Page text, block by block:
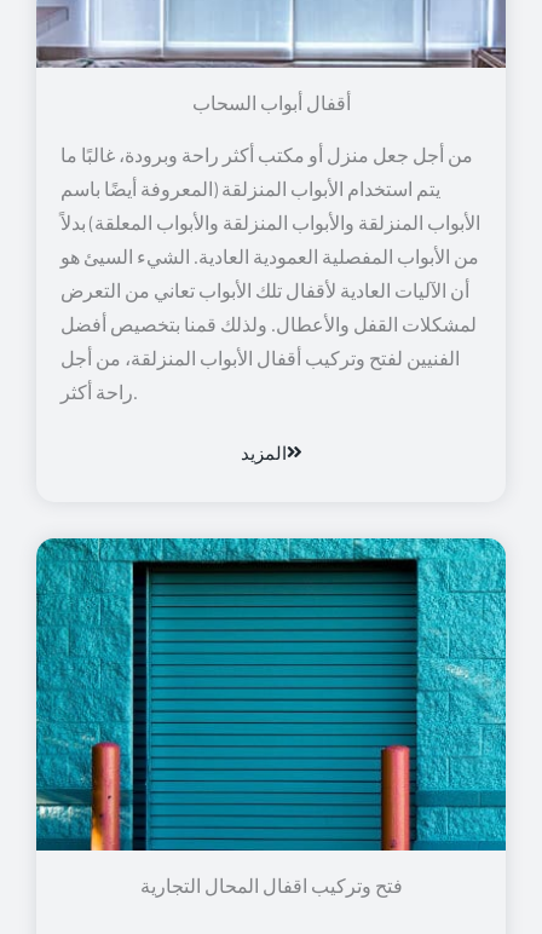
أقفال أبواب السحاب
من أجل جعل منزل أو مكتب أكثر راحة وبرودة، غالبًا ما
يتم استخدام الأبواب المنزلقة (المعروفة أيضًا باسم
الأبواب المنزلقة والأبواب المنزلقة والأبواب المعلقة) بدلاً
من الأبواب المفصلية العمودية العادية. الشيء السيئ هو
أن الآليات العادية لأقفال تلك الأبواب تعاني من التعرض
لمشكلات القفل والأعطال. ولذلك قمنا بتخصيص أفضل
الفنيين لفتح وتركيب أقفال الأبواب المنزلقة، من أجل
راحة أكثر.
المزيد
فتح وتركيب اقفال المحال التجارية